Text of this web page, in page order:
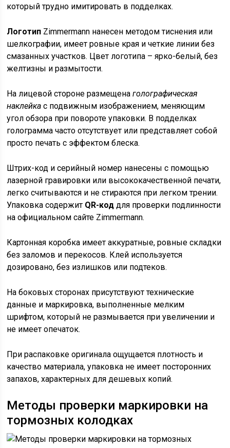
который трудно имитировать в подделках.
Логотип Zimmermann нанесен методом тиснения или
шелкографии, имеет ровные края и четкие линии без
смазанных участков. Цвет логотипа – ярко-белый, без
желтизны и размытости.
На лицевой стороне размещенаголографическая
наклейка с подвижным изображением, меняющим
угол обзора при повороте упаковки. В подделках
голограмма часто отсутствует или представляет собой
просто печать с эффектом блеска.
Штрих-код и серийный номер нанесены с помощью
лазерной гравировки или высококачественной печати,
легко считываются и не стираются при легком трении.
Упаковка содержит QR-код для проверки подлинности
на официальном сайте Zimmermann.
Картонная коробка имеет аккуратные, ровные складки
без заломов и перекосов. Клей используется
дозировано, без излишков или подтеков.
На боковых сторонах присутствуют технические
данные и маркировка, выполненные мелким
шрифтом, который не размывается при увеличении и
не имеет опечаток.
При распаковке оригинала ощущается плотность и
качество материала, упаковка не имеет посторонних
запахов, характерных для дешевых копий.
Методы проверки маркировки на
тормозных колодках